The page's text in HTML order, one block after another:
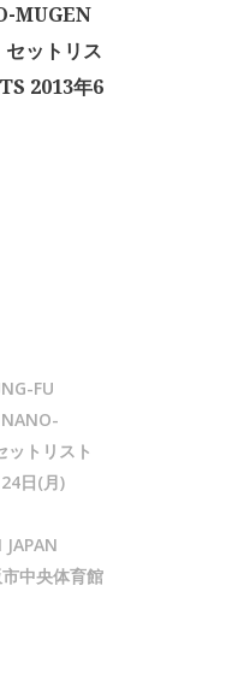
MUGEN
ットリス
2013年6
FU
NANO-
ットリスト
日(月)
中央体育館